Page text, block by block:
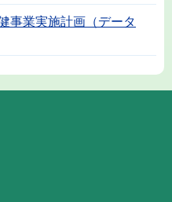
事業実施計画（データ